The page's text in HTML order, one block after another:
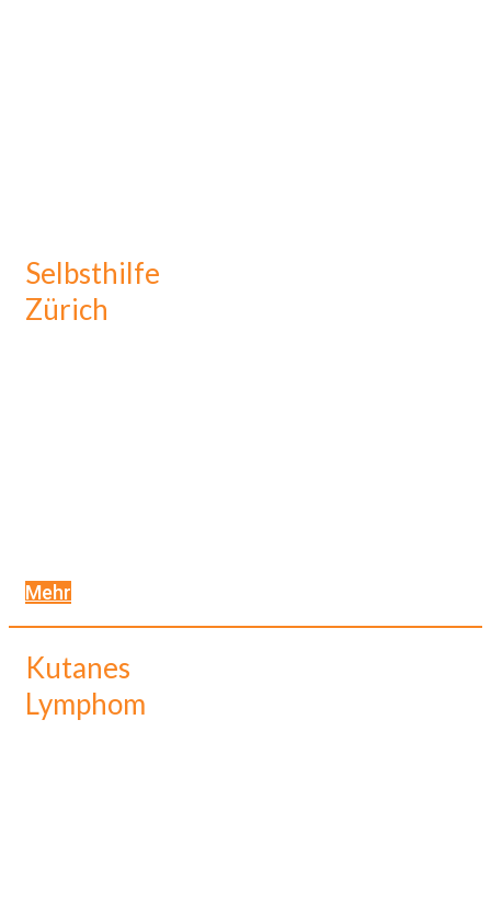
Selbsthilfe
Zürich
Mehr
Kutanes
Lymphom